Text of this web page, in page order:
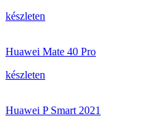
készleten
Huawei Mate 40 Pro
készleten
Huawei P Smart 2021